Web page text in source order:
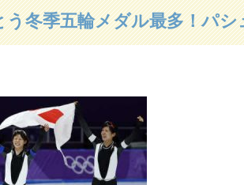
う冬季五輪メダル最多！パシ